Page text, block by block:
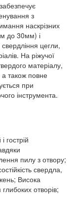
з
наскрізних
до 30мм) і
цегли,
На ріжучої
матеріалу,
а також повне
при
інструмента.
гострій
пилу з отвору;
свердла,
Висока
отворів;